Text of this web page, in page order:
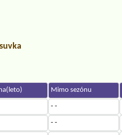
Mimo sezónu
- -
- -